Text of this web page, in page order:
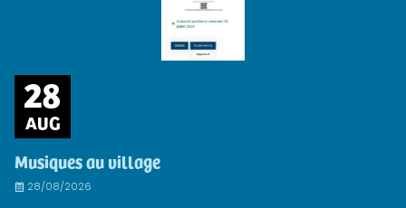
28
AUG
Musiques au village
28/08/2026